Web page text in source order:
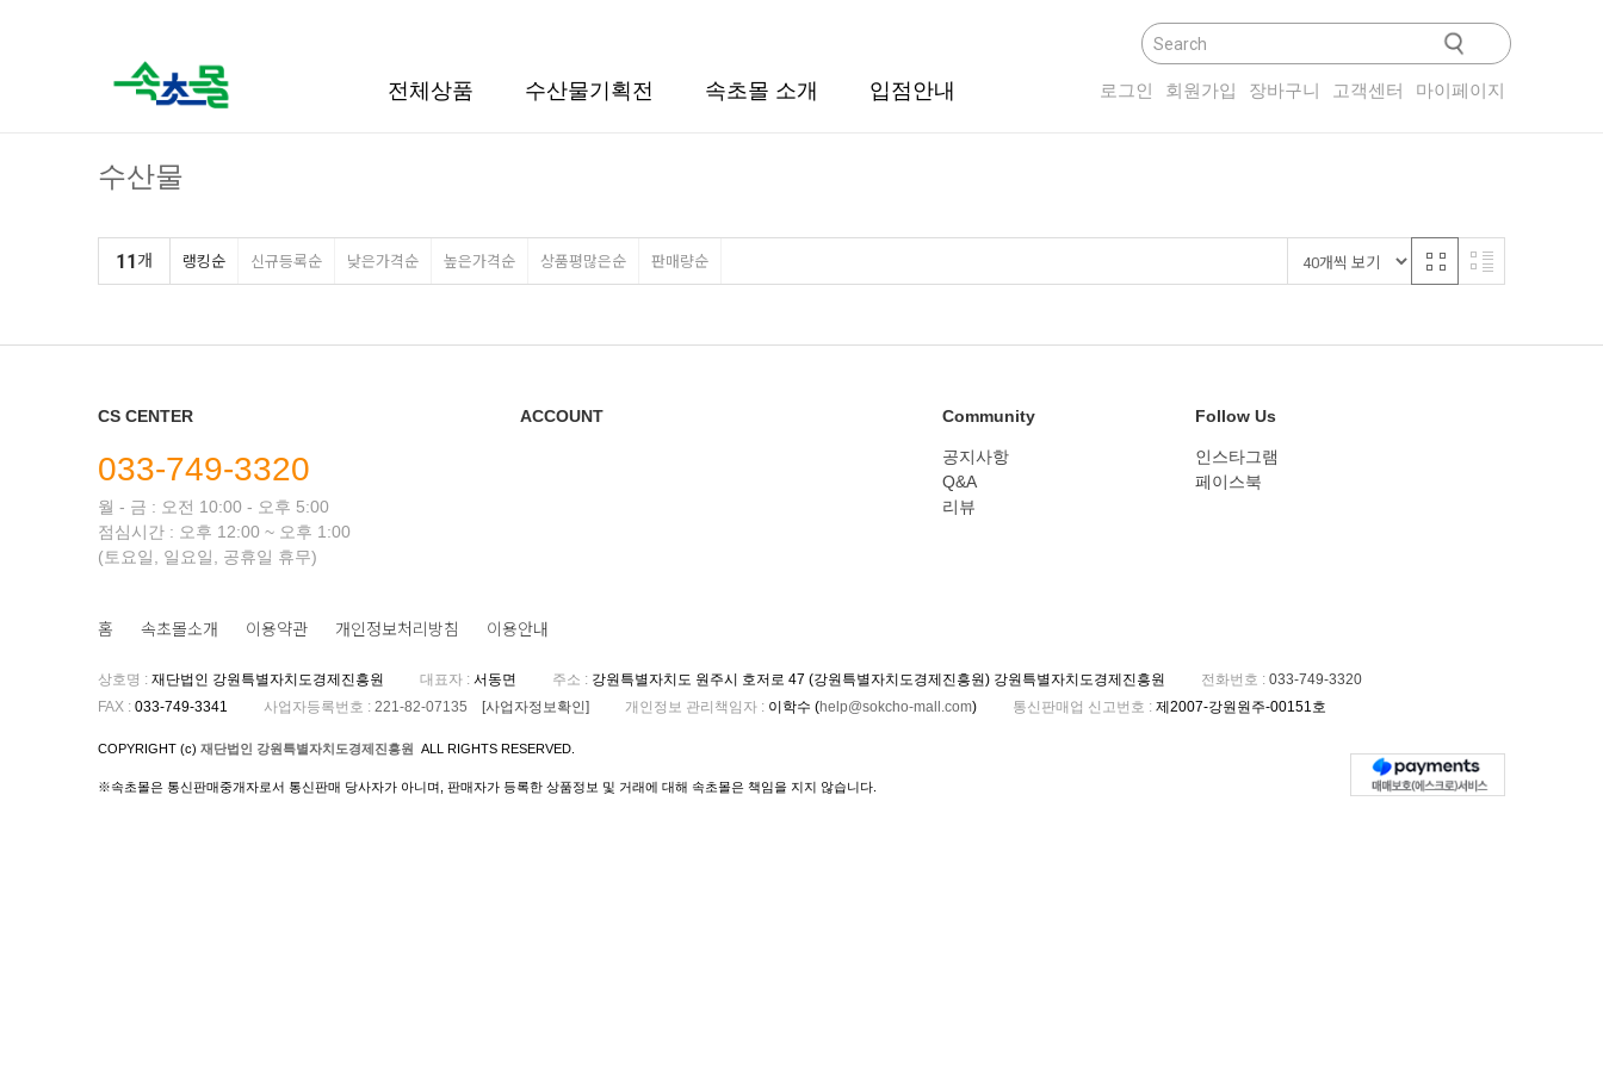
로그인 회원가입 장바구니 고객센터 마이페이지
전체상품 수산물기획전 속초몰 소개 입점안내
수산물
11개 랭킹순 신규등록순 낮은가격순 높은가격순 상품평많은순 판매량순
CS CENTER
033-749-3320
월 - 금 : 오전 10:00 - 오후 5:00
점심시간 : 오후 12:00 ~ 오후 1:00
(토요일, 일요일, 공휴일 휴무)
ACCOUNT Community
공지사항
Q&A
리뷰
Follow Us
인스타그램
페이스북
홈 속초몰소개 이용약관 개인정보처리방침 이용안내
상호명 : 재단법인 강원특별자치도경제진흥원 대표자 : 서동면 주소 : 강원특별자치도 원주시 호저로 47 (강원특별자치도경제진흥원) 강원특별자치도경제진흥원 전화번호 : 033-749-3320
FAX : 033-749-3341 사업자등록번호 : 221-82-07135 [사업자정보확인] 개인정보 관리책임자 : 이학수 (help@sokcho-mall.com) 통신판매업 신고번호 : 제2007-강원원주-00151호
COPYRIGHT (c) 재단법인 강원특별자치도경제진흥원 ALL RIGHTS RESERVED.
※속초몰은 통신판매중개자로서 통신판매 당사자가 아니며, 판매자가 등록한 상품정보 및 거래에 대해 속초몰은 책임을 지지 않습니다.